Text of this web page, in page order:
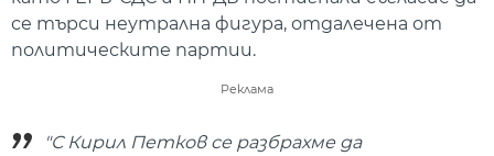
се търси неутрална фигура, отдалечена от
политическите партии.
Реклама
"С Кирил Петков се разбрахме да